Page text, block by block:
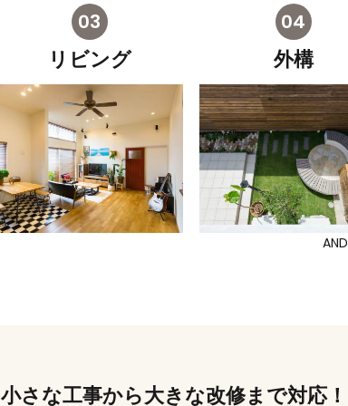
リビング 外構
小さな工事から大きな改修まで対応！